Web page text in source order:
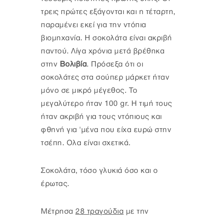
τρεις πρώτες εξάγονται και η τέταρτη,
παραμένει εκεί για την ντόπια
βιομηχανία. Η σοκολάτα είναι ακριβή
παντού. Λίγα χρόνια μετά βρέθηκα
στην Βολιβία. Πρόσεξα ότι οι
σοκολάτες στα σούπερ μάρκετ ήταν
μόνο σε μικρό μέγεθος. Το
μεγαλύτερο ήταν 100 gr. Η τιμή τους
ήταν ακριβή για τους ντόπιους και
φθηνή για 'μένα που είχα ευρώ στην
τσέπη. Ολα είναι σχετικά.
Σοκολάτα, τόσο γλυκιά όσο και ο
έρωτας.
Μέτρησα 28 τραγούδια με την